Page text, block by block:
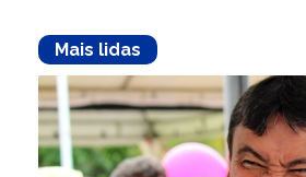
Mais lidas